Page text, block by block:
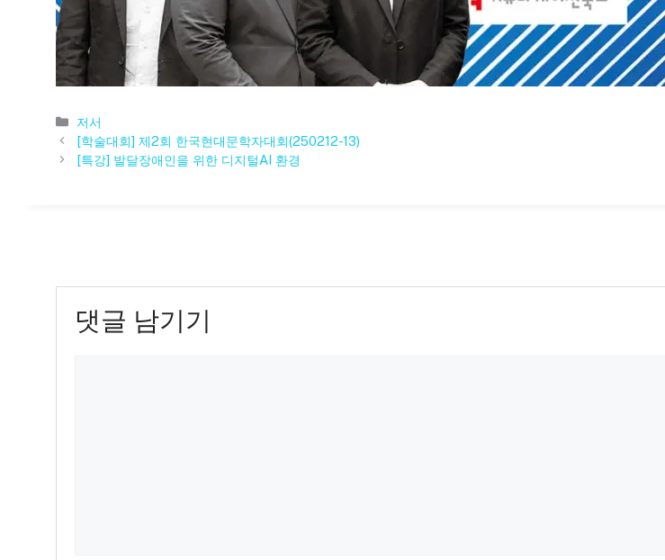
카
테
고
저서
[학술대회] 제2회 한국현대문학자대회(250212-13)
[특강] 발달장애인을 위한 디지털AI 환경
댓글 남기기